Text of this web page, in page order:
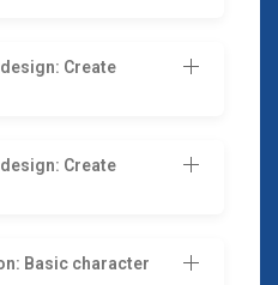
Create
Create
Basic character